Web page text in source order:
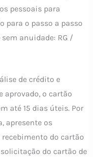
pessoais para
para o passo a passo
sem anuidade: RG /
de crédito e
aprovado, o cartão
até 15 dias úteis. Por
apresente os
do cartão
do cartão de